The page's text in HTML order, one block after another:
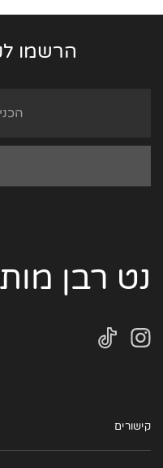
הרשמו
נט רבן
קישורים